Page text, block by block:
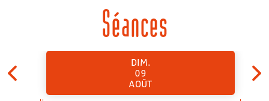
Séances
DIM.
09
AOÛT